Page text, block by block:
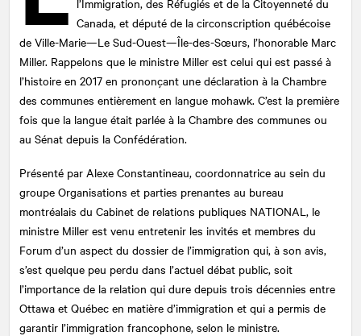
Canada, et député de la circonscription québécoise
de Ville-Marie—Le Sud-Ouest—Île-des-Sœurs, l’honorable Marc
Miller. Rappelons que le ministre Miller est celui qui est passé à
l’histoire en 2017 en prononçant une déclaration à la Chambre
des communes entièrement en langue mohawk. C’est la première
fois que la langue était parlée à la Chambre des communes ou
au Sénat depuis la Confédération.
Présenté par Alexe Constantineau, coordonnatrice au sein du
groupe Organisations et parties prenantes au bureau
montréalais du Cabinet de relations publiques NATIONAL , le
ministre Miller est venu entretenir les invités et membres du
Forum d’un aspect du dossier de l’immigration qui, à son avis,
s’est quelque peu perdu dans l’actuel débat public, soit
l’importance de la relation qui dure depuis trois décennies entre
Ottawa et Québec en matière d’immigration et qui a permis de
garantir l’immigration francophone, selon le ministre.